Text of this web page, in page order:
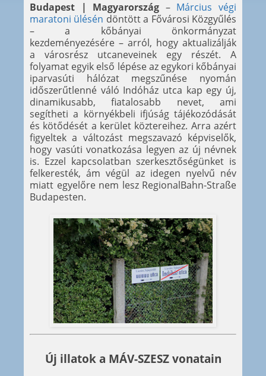
Budapest | Magyarország – Március végi
maratoni ülésén döntött a Fővárosi Közgyűlés
– a kőbányai önkormányzat
kezdeményezésére – arról, hogy aktualizálják
a városrész utcaneveinek egy részét. A
folyamat egyik első lépése az egykori kőbányai
iparvasúti hálózat megszűnése nyomán
időszerűtlenné váló Indóház utca kap egy új,
dinamikusabb, fiatalosabb nevet, ami
segítheti a környékbeli ifjúság tájékozódását
és kötődését a kerület köztereihez. Arra azért
figyeltek a változást megszavazó képviselők,
hogy vasúti vonatkozása legyen az új névnek
is. Ezzel kapcsolatban szerkesztőségünket is
felkeresték, ám végül az idegen nyelvű név
miatt egyelőre nem lesz RegionalBahn-Straße
Budapesten.
Új illatok a MÁV-SZESZ vonatain